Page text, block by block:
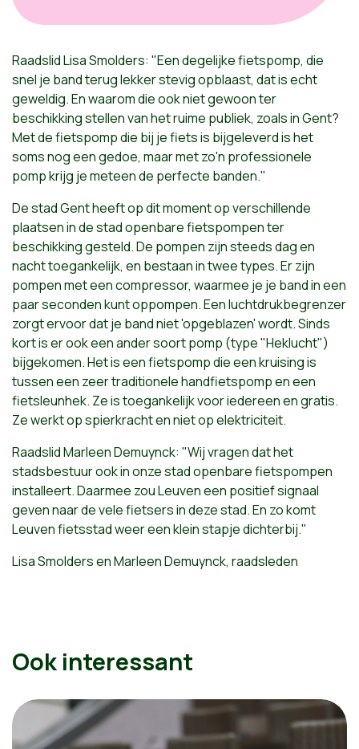
Raadslid Lisa Smolders: "Een degelijke fietspomp, die
snel je band terug lekker stevig opblaast, dat is echt
geweldig. En waarom die ook niet gewoon ter
beschikking stellen van het ruime publiek, zoals in Gent?
Met de fietspomp die bij je fiets is bijgeleverd is het
soms nog een gedoe, maar met zo'n professionele
pomp krijg je meteen de perfecte banden."
De stad Gent heeft op dit moment op verschillende
plaatsen in de stad openbare fietspompen ter
beschikking gesteld. De pompen zijn steeds dag en
nacht toegankelijk, en bestaan in twee types. Er zijn
pompen met een compressor, waarmee je je band in een
paar seconden kunt oppompen. Een luchtdrukbegrenzer
zorgt ervoor dat je band niet 'opgeblazen' wordt. Sinds
kort is er ook een ander soort pomp (type "Heklucht")
bijgekomen. Het is een fietspomp die een kruising is
tussen een zeer traditionele handfietspomp en een
fietsleunhek. Ze is toegankelijk voor iedereen en gratis.
Ze werkt op spierkracht en niet op elektriciteit.
Raadslid Marleen Demuynck: "Wij vragen dat het
stadsbestuur ook in onze stad openbare fietspompen
installeert. Daarmee zou Leuven een positief signaal
geven naar de vele fietsers in deze stad. En zo komt
Leuven fietsstad weer een klein stapje dichterbij."
Lisa Smolders en Marleen Demuynck, raadsleden
Ook interessant